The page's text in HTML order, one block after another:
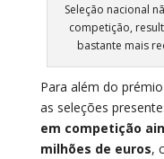
Seleção nacional
competição,
bastante mais
Para além do
as seleções
em competição
milhões de euros,